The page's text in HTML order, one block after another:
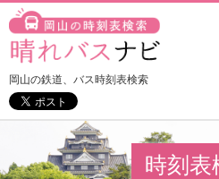
岡山の鉄道、バス時刻表検索
時刻表